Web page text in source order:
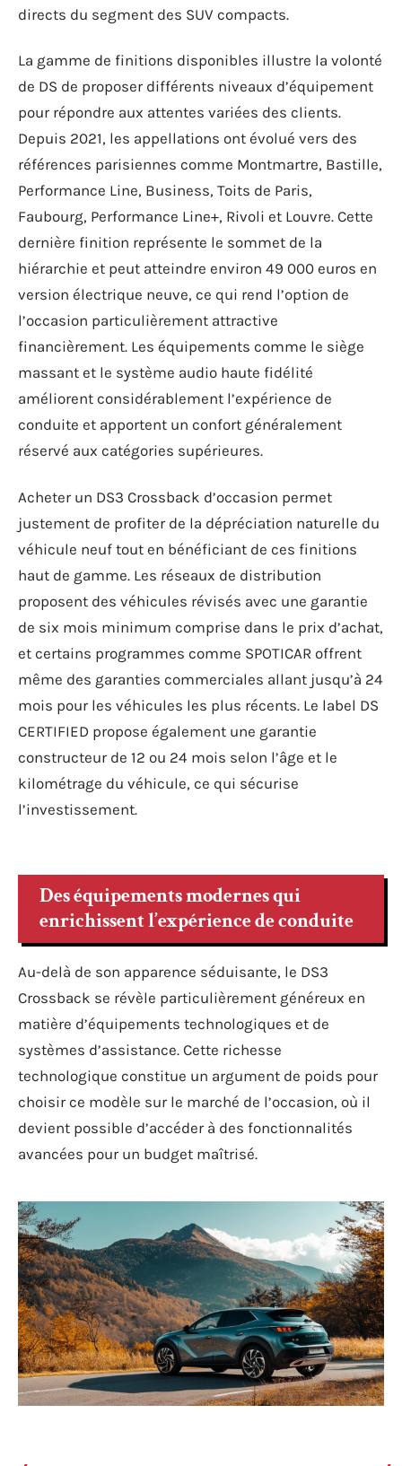
directs du segment des SUV compacts.
La gamme de finitions disponibles illustre la volonté
de DS de proposer différents niveaux d’équipement
pour répondre aux attentes variées des clients.
Depuis 2021, les appellations ont évolué vers des
références parisiennes comme Montmartre, Bastille,
Performance Line, Business, Toits de Paris,
Faubourg, Performance Line+, Rivoli et Louvre. Cette
dernière finition représente le sommet de la
hiérarchie et peut atteindre environ 49 000 euros en
version électrique neuve, ce qui rend l’option de
l’occasion particulièrement attractive
financièrement. Les équipements comme le siège
massant et le système audio haute fidélité
améliorent considérablement l’expérience de
conduite et apportent un confort généralement
réservé aux catégories supérieures.
Acheter un DS3 Crossback d’occasion permet
justement de profiter de la dépréciation naturelle du
véhicule neuf tout en bénéficiant de ces finitions
haut de gamme. Les réseaux de distribution
proposent des véhicules révisés avec une garantie
de six mois minimum comprise dans le prix d’achat,
et certains programmes comme SPOTICAR offrent
même des garanties commerciales allant jusqu’à 24
mois pour les véhicules les plus récents. Le label DS
CERTIFIED propose également une garantie
constructeur de 12 ou 24 mois selon l’âge et le
kilométrage du véhicule, ce qui sécurise
l’investissement.
Des équipements modernes qui
enrichissent l’expérience de conduite
Au-delà de son apparence séduisante, le DS3
Crossback se révèle particulièrement généreux en
matière d’équipements technologiques et de
systèmes d’assistance. Cette richesse
technologique constitue un argument de poids pour
choisir ce modèle sur le marché de l’occasion, où il
devient possible d’accéder à des fonctionnalités
avancées pour un budget maîtrisé.